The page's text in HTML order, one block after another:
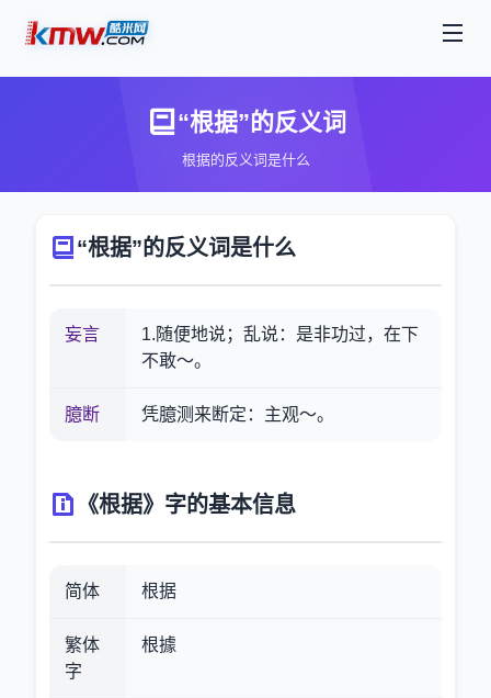
“根据”的反义词
根据的反义词是什么
“根据”的反义词是什么
妄言
1.随便地说；乱说：是非功过，在下
不敢～。
臆断 凭臆测来断定：主观～。
《根据》字的基本信息
简体 根据
繁体
字
根據